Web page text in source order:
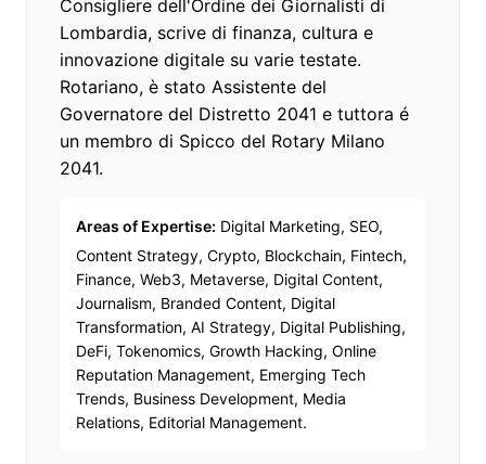
Consigliere dell'Ordine dei Giornalisti di
Lombardia, scrive di finanza, cultura e
innovazione digitale su varie testate.
Rotariano, è stato Assistente del
Governatore del Distretto 2041 e tuttora é
un membro di Spicco del Rotary Milano
2041.
Areas of Expertise: Digital Marketing, SEO,
Content Strategy, Crypto, Blockchain, Fintech,
Finance, Web3, Metaverse, Digital Content,
Journalism, Branded Content, Digital
Transformation, AI Strategy, Digital Publishing,
DeFi, Tokenomics, Growth Hacking, Online
Reputation Management, Emerging Tech
Trends, Business Development, Media
Relations, Editorial Management.